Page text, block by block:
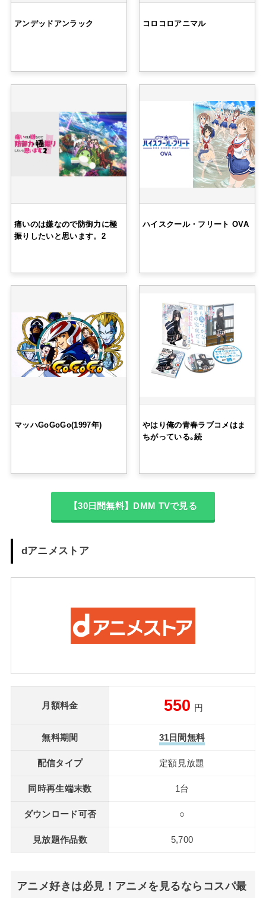
アンデッドアンラック コロコロアニマル
痛いのは嫌なので防御力に極
振りしたいと思います。2
ハイスクール・フリート OVA
マッハGoGoGo(1997年)
やはり俺の青春ラブコメはま
ちがっている｡続
【30日間無料】DMM TVで見る
dアニメストア
月額料金 550 円
無料期間 31日間無料
配信タイプ 定額見放題
同時再生端末数 1台
ダウンロード可否 ○
見放題作品数 5,700
アニメ好きは必見！アニメを見るならコスパ最